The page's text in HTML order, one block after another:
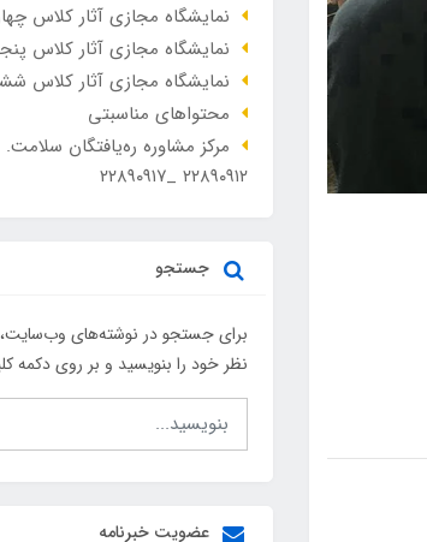
نمایشگاه مجازی آثار کلاس
نمایشگاه مجازی آثار کلاس
نمایشگاه مجازی آثار کلاس
محتواهای مناسبتی
مرکز مشاوره ره‌یافتگان
۲۲۸۹۰۹۱۲ _۲۲۸۹۰۹۱۷
جستجو
برای جستجو در نوشته‌های
نظر خود را بنویسید و بر روی دکمه
عضویت خبرنامه